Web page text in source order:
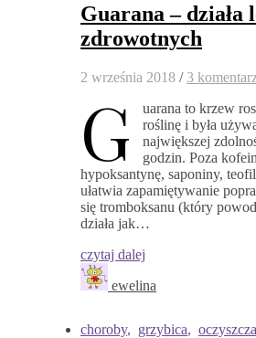
Guarana –
zdrowotnych
2 września 2018 / 3
G
uarana to krzew
roślinę i była
największej
godzin. Poza
hypoksantynę, saponiny,
ułatwia zapamiętywanie
się tromboksanu (który
działa jak…
czytaj dalej
ewelina
choroby, grzybica,